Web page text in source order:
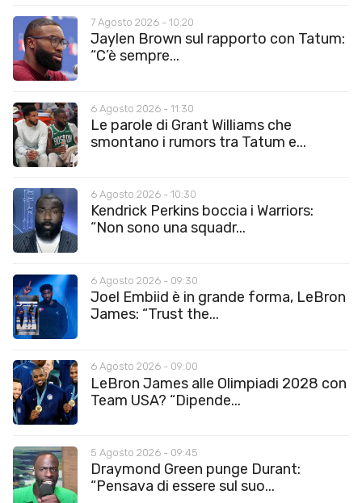
7 Agosto 2026 - 10:20
Jaylen Brown sul rapporto con Tatum:
“C’è sempre...
6 Agosto 2026 - 11:30
Le parole di Grant Williams che
smontano i rumors tra Tatum e...
6 Agosto 2026 - 10:30
Kendrick Perkins boccia i Warriors:
“Non sono una squadr...
6 Agosto 2026 - 09:30
Joel Embiid è in grande forma, LeBron
James: “Trust the...
6 Agosto 2026 - 09:00
LeBron James alle Olimpiadi 2028 con
Team USA? “Dipende...
5 Agosto 2026 - 09:45
Draymond Green punge Durant:
“Pensava di essere sul suo...